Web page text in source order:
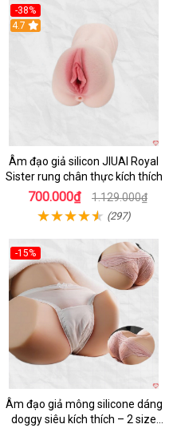
-38%
Hot
4.7
Âm đạo giả silicon JIUAI Royal
Sister rung chân thực kích thích
700.000₫ 1.129.000₫
(297)
-15%
Hot
Âm đạo giả mông silicone dáng
doggy siêu kích thích – 2 size